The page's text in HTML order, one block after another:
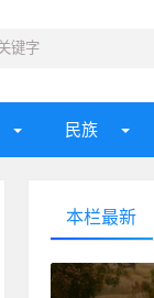
民族
本栏最新